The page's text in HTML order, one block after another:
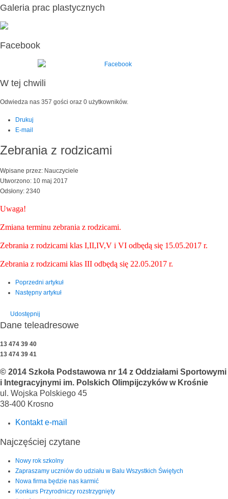
Galeria prac plastycznych
Facebook
W tej chwili
Odwiedza nas 357 gości oraz 0 użytkowników.
Drukuj
E-mail
Zebrania z rodzicami
Wpisane przez: Nauczyciele
Utworzono: 10 maj 2017
Odsłony: 2340
Uwaga!
Zmiana terminu zebrania z rodzicami.
Zebrania z rodzicami klas I,II,IV,V i VI odbędą się 15.05.2017 r.
Zebrania z rodzicami klas III odbędą się 22.05.2017 r.
Poprzedni artykuł
Następny artykuł
Udostępnij
Dane teleadresowe
13 474 39 40
13 474 39 41
© 2014 Szkoła Podstawowa nr 14 z Oddziałami Sportowymi
i Integracyjnymi im. Polskich Olimpijczyków w Krośnie
ul. Wojska Polskiego 45
38-400 Krosno
Kontakt e-mail
Najczęściej czytane
Nowy rok szkolny
Zapraszamy uczniów do udziału w Balu Wszystkich Świętych
Nowa firma będzie nas karmić
Konkurs Przyrodniczy rozstrzygnięty